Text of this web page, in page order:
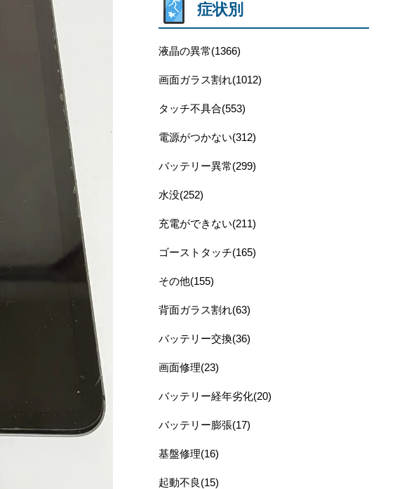
症状別
液晶の異常(1366)
画面ガラス割れ(1012)
タッチ不具合(553)
電源がつかない(312)
バッテリー異常(299)
水没(252)
充電ができない(211)
ゴーストタッチ(165)
その他(155)
背面ガラス割れ(63)
バッテリー交換(36)
画面修理(23)
バッテリー経年劣化(20)
バッテリー膨張(17)
基盤修理(16)
起動不良(15)